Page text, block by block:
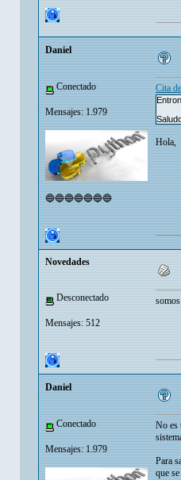
Danielㅤ
Conectado
Mensajes: 1.979
🔵🔵🔵🔵🔵🔵🔵
Cita
Hola,
Novedades
Desconectado
Mensajes: 512
Danielㅤ
Conectado
Mensajes: 1.979
No es
Para
que